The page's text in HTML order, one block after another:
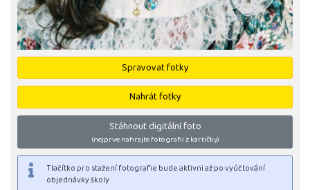
Spravovat fotky
Nahrát fotky
Stáhnout digitální foto
(nejprve nahrajte fotografii z kartičky)